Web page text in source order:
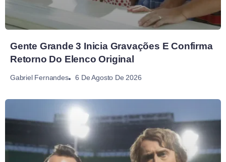
Gente Grande 3 Inicia Gravações E Confirma
Retorno Do Elenco Original
Gabriel Fernandes 6 De Agosto De 2026